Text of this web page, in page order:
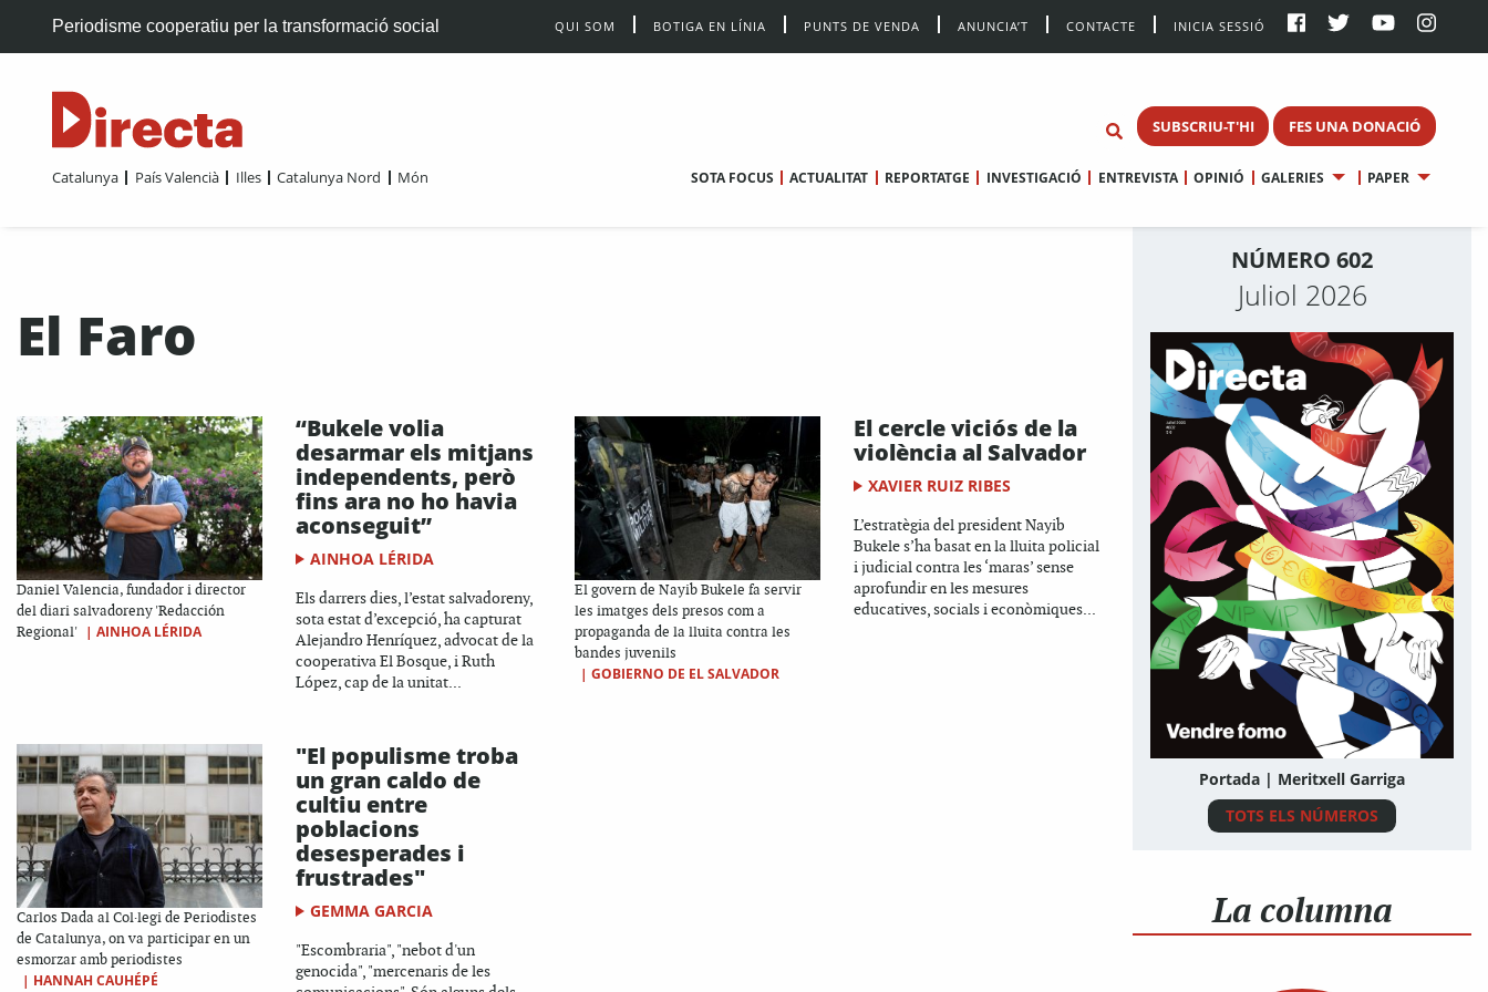
Periodisme cooperatiu per la transformació social QUI SOM BOTIGA EN LÍNIA PUNTS DE VENDA ANUNCIA’T CONTACTE INICIA SESSIÓ
SUBSCRIU-T'HI FES UNA DONACIÓ
Catalunya País Valencià Illes Catalunya Nord Món SOTA FOCUS ACTUALITAT REPORTATGE INVESTIGACIÓ ENTREVISTA OPINIÓ GALERIES PAPER
El Faro
Daniel Valencia, fundador i director
del diari salvadoreny 'Redacción
Regional' | AINHOA LÉRIDA
“Bukele volia
desarmar els mitjans
independents, però
fins ara no ho havia
aconseguit”
AINHOA LÉRIDA
Els darrers dies, l’estat salvadoreny,
sota estat d’excepció, ha capturat
Alejandro Henríquez, advocat de la
cooperativa El Bosque, i Ruth
López, cap de la unitat...
El govern de Nayib Bukele fa servir
les imatges dels presos com a
propaganda de la lluita contra les
bandes juvenils
| GOBIERNO DE EL SALVADOR
El cercle viciós de la
violència al Salvador
XAVIER RUIZ RIBES
L’estratègia del president Nayib
Bukele s’ha basat en la lluita policial
i judicial contra les ‘maras’ sense
aprofundir en les mesures
educatives, socials i econòmiques...
Carlos Dada al Col·legi de Periodistes
de Catalunya, on va participar en un
esmorzar amb periodistes
| HANNAH CAUHÉPÉ
"El populisme troba
un gran caldo de
cultiu entre
poblacions
desesperades i
frustrades"
GEMMA GARCIA
"Escombraria", "nebot d'un
genocida", "mercenaris de les
NÚMERO 602
Juliol 2026
Portada | Meritxell Garriga
TOTS ELS NÚMEROS
La columna